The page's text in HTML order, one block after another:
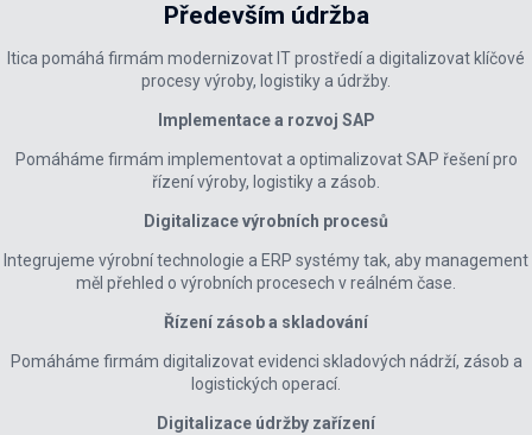
Především údržba
Itica pomáhá firmám modernizovat IT prostředí a digitalizovat klíčové
procesy výroby, logistiky a údržby.
Implementace a rozvoj SAP
Pomáháme firmám implementovat a optimalizovat SAP řešení pro
řízení výroby, logistiky a zásob.
Digitalizace výrobních procesů
Integrujeme výrobní technologie a ERP systémy tak, aby management
měl přehled o výrobních procesech v reálném čase.
Řízení zásob a skladování
Pomáháme firmám digitalizovat evidenci skladových nádrží, zásob a
logistických operací.
Digitalizace údržby zařízení